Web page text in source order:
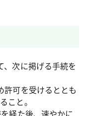
次に掲げる手続を
許可を受けるととも
こと。
経た後、速やかに